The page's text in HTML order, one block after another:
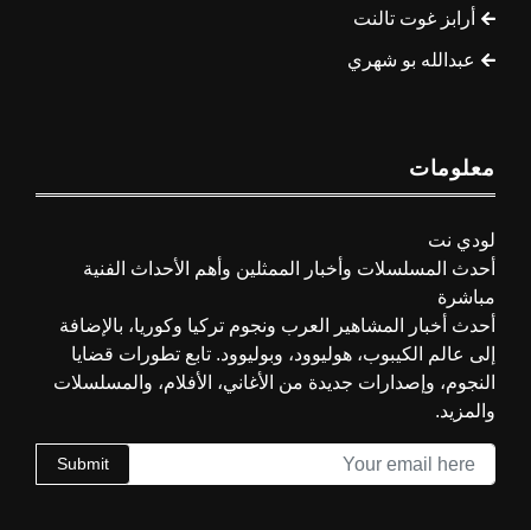
أرابز غوت تالنت
عبدالله بو شهري
معلومات
لودي نت
أحدث المسلسلات وأخبار الممثلين وأهم الأحداث الفنية
مباشرة
أحدث أخبار المشاهير العرب ونجوم تركيا وكوريا، بالإضافة
إلى عالم الكيبوب، هوليوود، وبوليوود. تابع تطورات قضايا
النجوم، وإصدارات جديدة من الأغاني، الأفلام، والمسلسلات
والمزيد.
Submit